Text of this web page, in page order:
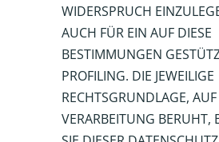
WIDERSPRUCH
AUCH FÜR EIN AUF DIESE
BESTIMMUNGEN
PROFILING. DIE JEWEILIGE
RECHTSGRUNDLAGE,
VERARBEITUNG BERUHT,